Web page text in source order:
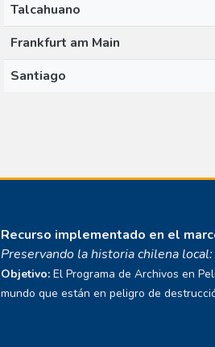
Talcahuano
Frankfurt am Main
Santiago
Recurso implementado en el
Preservando la historia chilena
Objetivo: El Programa de Archivos en
mundo que están en peligro de